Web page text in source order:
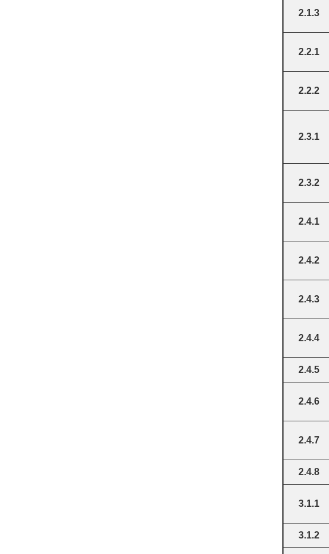
2.1.3
2.2.1
2.2.2
2.3.1
2.3.2
2.4.1
2.4.2
2.4.3
2.4.4
2.4.5
2.4.6
2.4.7
2.4.8
3.1.1
3.1.2